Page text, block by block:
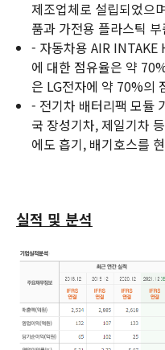
제조업체로 설립되었으
품과 가전용 플라스틱
- 자동차용 AIR INTAKE
에 대한 점유율은 약
은 LG전자에 약 70%의
- 전기차 배터리팩 모듈
국 장성기차, 제일기차
에도 흡기, 배기호스를
실적 및 분석